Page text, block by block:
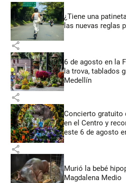
¿Tiene una
las nuevas reglas
share
6 de agosto en la
la trova, tablados
Medellín
share
Concierto gratuito
en el Centro y
este 6 de agosto
share
Murió la bebé
Magdalena Medio